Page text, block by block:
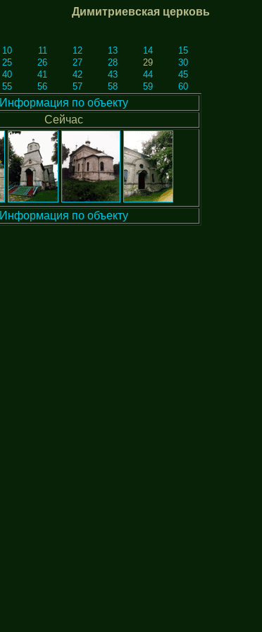
Димитриевская церковь
10 11 12 13 14
15
25 26 27 28 29
30
40 41 42 43 44
45
55 56 57 58 59
60
Информация по объекту
Сейчас
Информация по объекту